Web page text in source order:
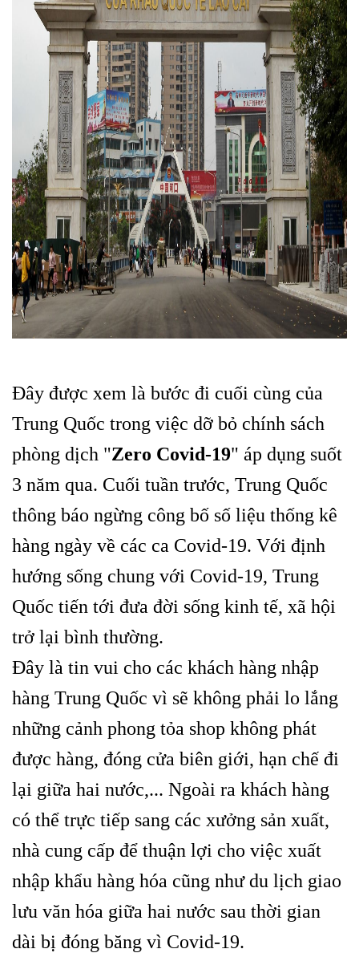
Đây được xem là bước đi cuối cùng của
Trung Quốc trong việc dỡ bỏ chính sách
phòng dịch "Zero Covid-19" áp dụng suốt
3 năm qua. Cuối tuần trước, Trung Quốc
thông báo ngừng công bố số liệu thống kê
hàng ngày về các ca Covid-19. Với định
hướng sống chung với Covid-19, Trung
Quốc tiến tới đưa đời sống kinh tế, xã hội
trở lại bình thường.
Đây là tin vui cho các khách hàng nhập
hàng Trung Quốc vì sẽ không phải lo lắng
những cảnh phong tỏa shop không phát
được hàng, đóng cửa biên giới, hạn chế đi
lại giữa hai nước,... Ngoài ra khách hàng
có thể trực tiếp sang các xưởng sản xuất,
nhà cung cấp để thuận lợi cho việc xuất
nhập khẩu hàng hóa cũng như du lịch giao
lưu văn hóa giữa hai nước sau thời gian
dài bị đóng băng vì Covid-19.